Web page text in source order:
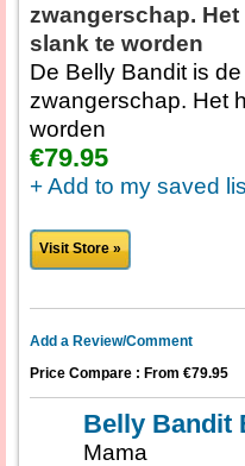
zwangerschap.
slank te worden
De Belly Bandit is
zwangerschap. Het
worden
€79.95
+ Add to my saved
Visit Store »
Add a Review/Comment
Price Compare : From €79.95
Belly Bandit
Mama